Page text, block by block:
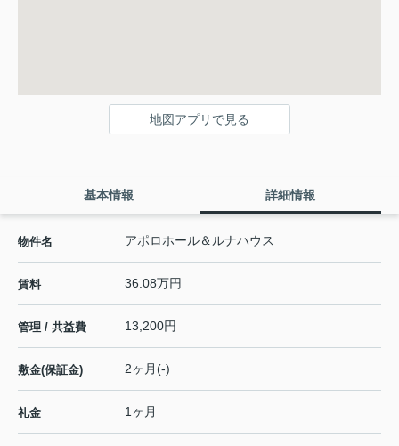
地図アプリで見る
基本情報 詳細情報
物件名 アポロホール＆ルナハウス
賃料 36.08万円
管理 / 共益費 13,200円
敷金(保証金) 2ヶ月(-)
礼金 1ヶ月